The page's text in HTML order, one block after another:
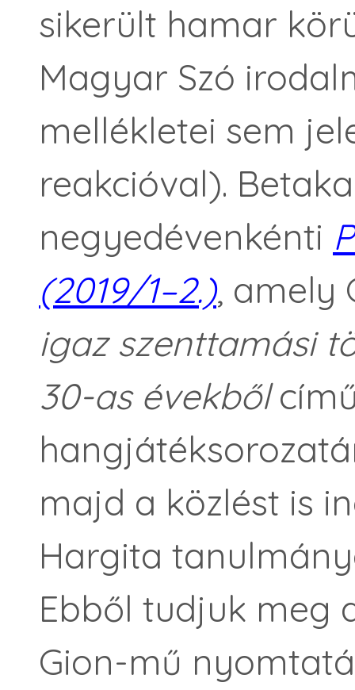
sikerült hamar
Magyar Szó
mellékletei sem
reakcióval).
negyedévenkénti
(2019/1–2.), amely
igaz szenttamási
30-as évekből
majd a közlést is
Hargita
Ebből tudjuk meg
Gion-mű